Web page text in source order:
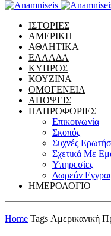
ΙΣΤΟΡΙΕΣ
ΑΜΕΡΙΚΗ
ΑΘΛΗΤΙΚΑ
ΕΛΛΑΔΑ
ΚΥΠΡΟΣ
ΚΟΥΖΙΝΑ
ΟΜΟΓΕΝΕΙΑ
ΑΠΟΨΕΙΣ
ΠΛΗΡΟΦΟΡΙΕΣ
Επικοινωνία
Σκοπός
Συχνές
Σχετικά Με
Υπηρεσίες
Δωρεάν
ΗΜΕΡΟΛΟΓΙΟ
Home Tags Αμερικανική